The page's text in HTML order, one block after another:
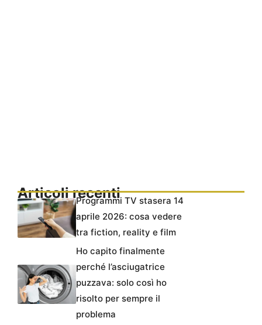
Articoli recentiProgrammi TV stasera 14
aprile 2026: cosa vedere
tra fiction, reality e film
Ho capito finalmente
perché l’asciugatrice
puzzava: solo così ho
risolto per sempre il
problema